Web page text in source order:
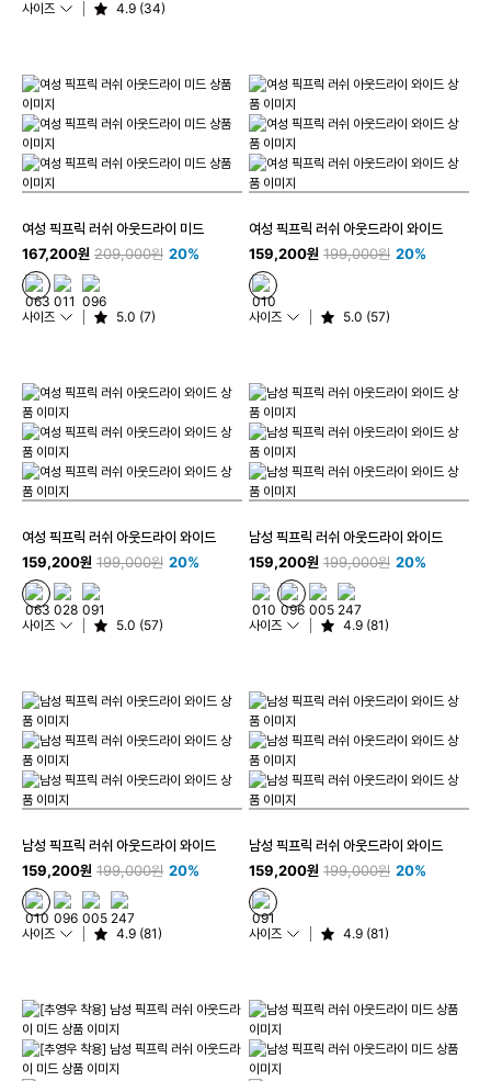
사이즈 4.9 (34)
여성 픽프릭 러쉬 아웃드라이 미드
167,200원 209,000원 20%
사이즈 5.0 (7)
여성 픽프릭 러쉬 아웃드라이 와이드
159,200원 199,000원 20%
사이즈 5.0 (57)
여성 픽프릭 러쉬 아웃드라이 와이드
159,200원 199,000원 20%
사이즈 5.0 (57)
남성 픽프릭 러쉬 아웃드라이 와이드
159,200원 199,000원 20%
사이즈 4.9 (81)
남성 픽프릭 러쉬 아웃드라이 와이드
159,200원 199,000원 20%
사이즈 4.9 (81)
남성 픽프릭 러쉬 아웃드라이 와이드
159,200원 199,000원 20%
사이즈 4.9 (81)